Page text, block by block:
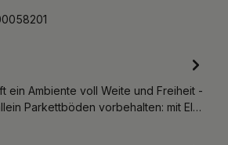
ein Ambiente voll Weite und Freiheit -
Parkettböden vorbehalten: mit El…